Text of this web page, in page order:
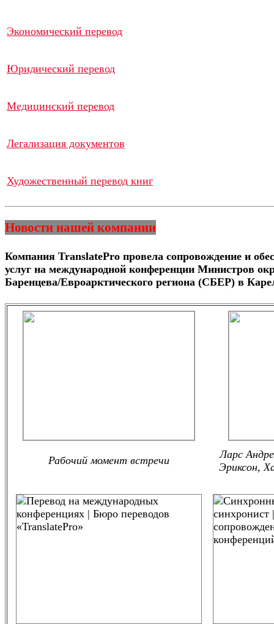
Экономический перевод
Юридический перевод
Медицинский перевод
Легализация документов
Художественный перевод книг
Новости нашей компании
Компания TranslatePro провела сопровождение и
услуг на международной конференции Министров
Баренцева/Евроарктического региона (СБЕР) в
Рабочий момент встречи
Ларс
Эриксон,